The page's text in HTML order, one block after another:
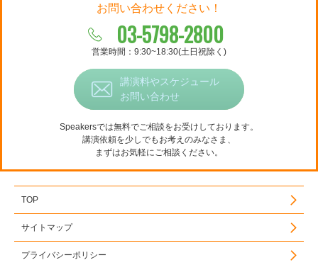
お問い合わせください！
03-5798-2800
営業時間：9:30~18:30(土日祝除く)
講演料やスケジュール
お問い合わせ
Speakersでは無料でご相談をお受けしております。
講演依頼を少しでもお考えのみなさま、
まずはお気軽にご相談ください。
TOP
サイトマップ
プライバシーポリシー